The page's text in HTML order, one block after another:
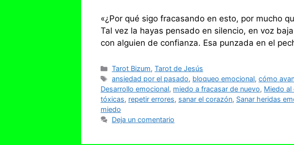
«¿Por qué sigo fracasando en esto, por mucho
Tal vez la hayas pensado en silencio, en voz
con alguien de confianza. Esa punzada en el
Categorías
Tarot Bizum,Tarot de Jesús
Etiquetas
ansiedad por el pasado, bloqueo emocional,cómo
Desarrollo emocional, miedo a fracasar de nuevo, Miedo al
tóxicas, repetir errores, sanar el corazón, Sanar heridas
miedo
Deja un comentario